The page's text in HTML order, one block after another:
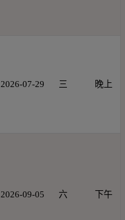
2026-07-29 三 晚上
2026-09-05 六 下午